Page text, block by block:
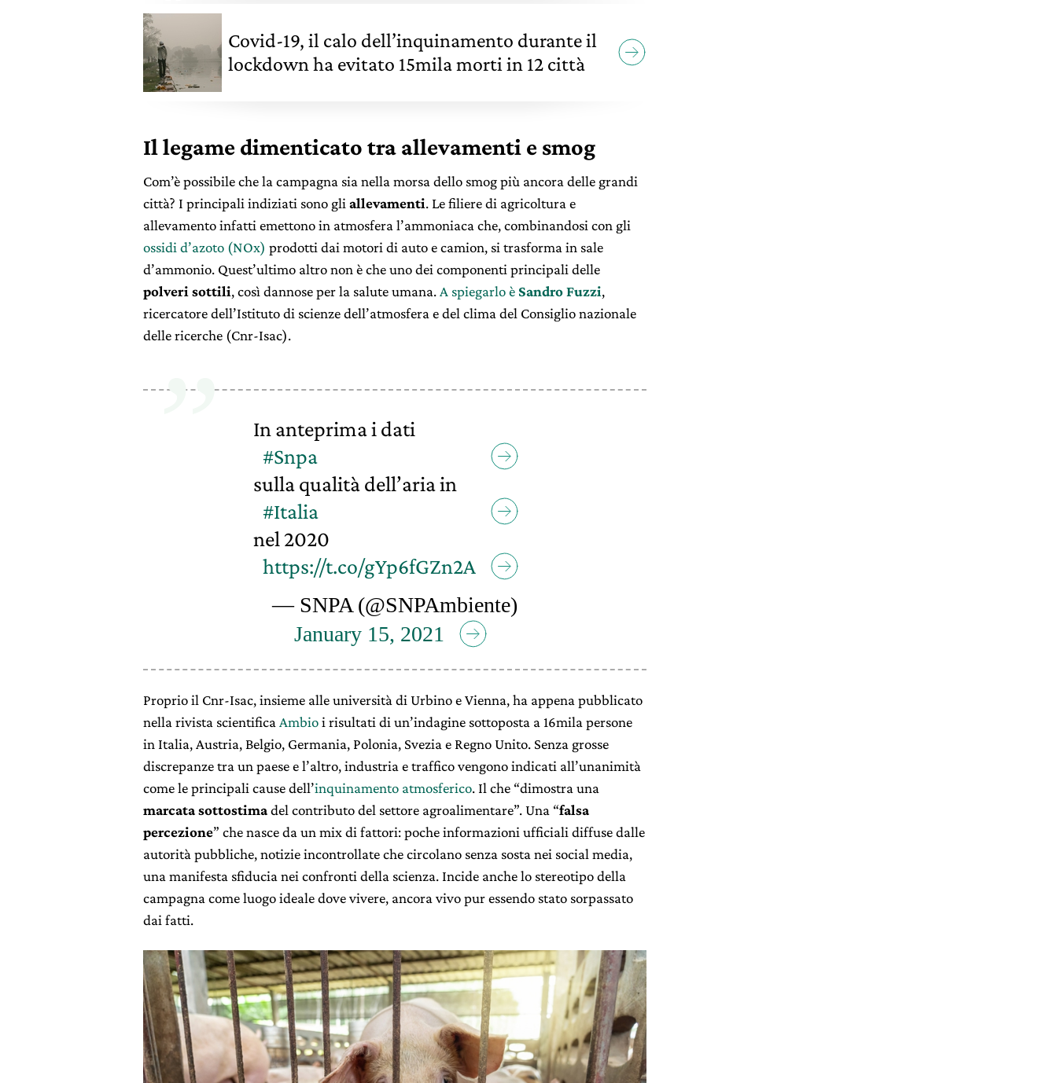
Covid-19, il calo dell’inquinamento durante il
lockdown ha evitato 15mila morti in 12 città
Il legame dimenticato tra allevamenti e smog
Com’è possibile che la campagna sia nella morsa dello smog più ancora delle grandi
città? I principali indiziati sono gli allevamenti. Le filiere di agricoltura e
allevamento infatti emettono in atmosfera l’ammoniaca che, combinandosi con gli
ossidi d’azoto (NOx) prodotti dai motori di auto e camion, si trasforma in sale
d’ammonio. Quest’ultimo altro non è che uno dei componenti principali delle
polveri sottili, così dannose per la salute umana. A spiegarlo è Sandro Fuzzi,
ricercatore dell’Istituto di scienze dell’atmosfera e del clima del Consiglio nazionale
delle ricerche (Cnr-Isac).
In anteprima i dati
#Snpa
sulla qualità dell’aria in
#Italia
nel 2020
https://t.co/gYp6fGZn2A
— SNPA (@SNPAmbiente)
January 15, 2021
Proprio il Cnr-Isac, insieme alle università di Urbino e Vienna, ha appena pubblicato
nella rivista scientifica Ambioi risultati di un’indagine sottoposta a 16mila persone
in Italia, Austria, Belgio, Germania, Polonia, Svezia e Regno Unito. Senza grosse
discrepanze tra un paese e l’altro, industria e traffico vengono indicati all’unanimità
come le principali cause dell’inquinamento atmosferico. Il che “dimostra una
marcata sottostimadel contributo del settore agroalimentare”. Una “falsa
percezione” che nasce da un mix di fattori: poche informazioni ufficiali diffuse dalle
autorità pubbliche, notizie incontrollate che circolano senza sosta nei social media,
una manifesta sfiducia nei confronti della scienza. Incide anche lo stereotipo della
campagna come luogo ideale dove vivere, ancora vivo pur essendo stato sorpassato
dai fatti.